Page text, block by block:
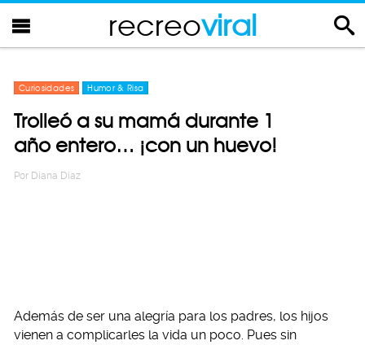
recreoviral
Curiosidades Humor & Risa
Trolleó a su mamá durante 1
año entero… ¡con un huevo!
Por Diana Diaz
Además de ser una alegría para los padres, los hijos
vienen a complicarles la vida un poco. Pues sin